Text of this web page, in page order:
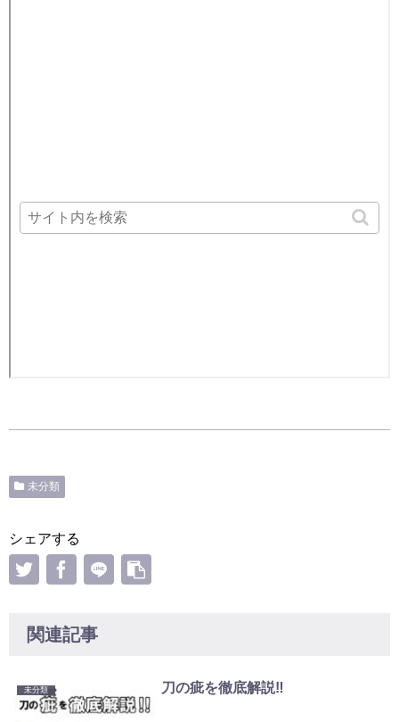
未分類
シェアする
関連記事
未分類 刀の疵を徹底解説‼